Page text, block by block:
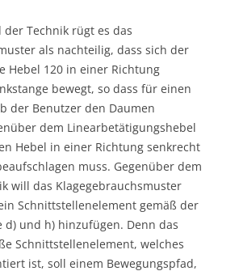
der Technik rügt es das
als nachteilig, dass sich der
Hebel 120 in einer Richtung
bewegt, so dass für einen
der Benutzer den Daumen
dem Linearbetätigungshebel
Hebel in einer Richtung senkrecht
muss. Gegenüber dem
will das Klagegebrauchsmuster
Schnittstellenelement gemäß der
d) und h) hinzufügen. Denn das
Schnittstellenelement, welches
ist, soll einem Bewegungspfad,